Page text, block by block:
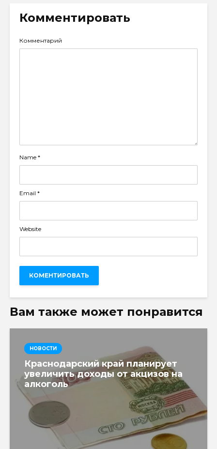
Комментировать
Комментарий
Name *
Email *
Website
Вам также может понравится
НОВОСТИ
Краснодарский край планирует
увеличить доходы от акцизов на
алкоголь